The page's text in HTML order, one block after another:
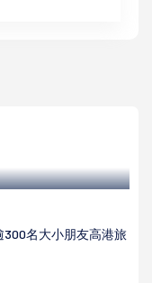
名大小朋友高港旅